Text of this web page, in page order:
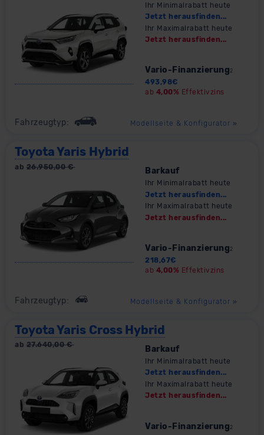
Ihr Minimalrabatt heute
Jetzt herausfinden...
Ihr Maximalrabatt heute
Jetzt herausfinden...
Vario-Finanzierung2
493,98€
ab 4,00% Effektivzins
Fahrzeugtyp: Modellseite & Konfigurator »
Toyota Yaris Hybrid
ab 26.950,00€ Barkauf
Ihr Minimalrabatt heute
Jetzt herausfinden...
Ihr Maximalrabatt heute
Jetzt herausfinden...
Vario-Finanzierung 2
218,67€
ab 4,00% Effektivzins
Fahrzeugtyp: Modellseite & Konfigurator »
Toyota Yaris Cross Hybrid
ab 27.640,00€ Barkauf
Ihr Minimalrabatt heute
Jetzt herausfinden...
Ihr Maximalrabatt heute
Jetzt herausfinden...
Vario-Finanzierung 2